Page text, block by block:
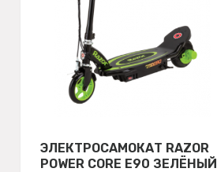
ЭЛЕКТРОСАМОКАТ RAZOR
POWER CORE E90 ЗЕЛЁНЫЙ